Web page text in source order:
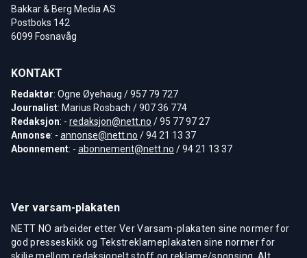
Bakkar & Berg Media AS
Postboks 142
6099 Fosnavåg
KONTAKT
Redaktør: Ogne Øyehaug / 957 79 727
Journalist: Marius Rosbach / 907 36 774
Redaksjon: - redaksjon@nett.no / 95 77 97 27
Annonse: - annonse@nett.no / 94 21 13 37
Abonnement: - abonnement@nett.no / 94 21 13 37
Ver varsam-plakaten
NETT NO arbeider etter Ver Varsam-plakaten sine normer for
god presseskikk og Tekstreklameplakaten sine normer for